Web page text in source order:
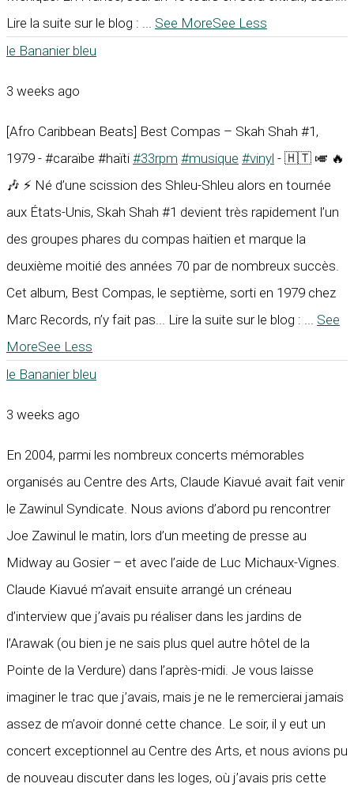
Lire la suite sur le blog :
See MoreSee Less
le Bananier bleu
3 weeks ago
[Afro Caribbean Beats] Best Compas – Skah Shah #1,
1979 - #caraïbe #haïti #33rpm #musique #vinyl - 🇭🇹 🎺 🔥
🎶 ⚡ Né d’une scission des Shleu-Shleu alors en tournée
aux États-Unis, Skah Shah #1 devient très rapidement l’un
des groupes phares du compas haïtien et marque la
deuxième moitié des années 70 par de nombreux succès.
Cet album, Best Compas, le septième, sorti en 1979 chez
Marc Records, n’y fait pas... Lire la suite sur le blog :
See
MoreSee Less
le Bananier bleu
3 weeks ago
En 2004, parmi les nombreux concerts mémorables
organisés au Centre des Arts, Claude Kiavué avait fait venir
le Zawinul Syndicate. Nous avions d’abord pu rencontrer
Joe Zawinul le matin, lors d’un meeting de presse au
Midway au Gosier – et avec l’aide de Luc Michaux-Vignes.
Claude Kiavué m’avait ensuite arrangé un créneau
d’interview que j’avais pu réaliser dans les jardins de
l’Arawak (ou bien je ne sais plus quel autre hôtel de la
Pointe de la Verdure) dans l’après-midi. Je vous laisse
imaginer le trac que j’avais, mais je ne le remercierai jamais
assez de m’avoir donné cette chance. Le soir, il y eut un
concert exceptionnel au Centre des Arts, et nous avions pu
de nouveau discuter dans les loges, où j’avais pris cette